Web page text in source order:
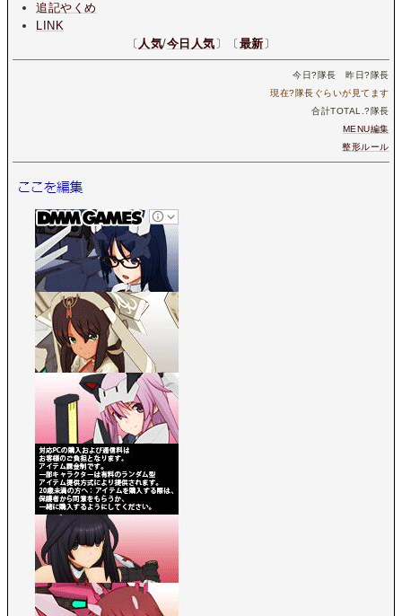
追記やくめ
LINK
〔 人気/今日人気 〕〔 最新 〕
今日?隊長 昨日?隊長
現在?隊長ぐらいが見てます
合計TOTAL.?隊長
MENU編集
整形ルール